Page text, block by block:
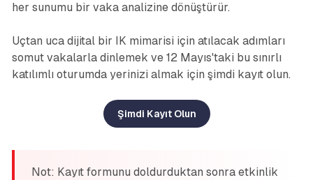
her sunumu bir vaka analizine dönüştürür.
Uçtan uca dijital bir IK mimarisi için atılacak adımları
somut vakalarla dinlemek ve 12 Mayıs'taki bu sınırlı
katılımlı oturumda yerinizi almak için şimdi kayıt olun.
Şimdi Kayıt Olun
Not: Kayıt formunu doldurduktan sonra etkinlik